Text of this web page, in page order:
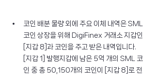
코인 배분 물량 외에 주요 이체 내역은 SML
코인 상장을 위해 DigiFinex 거래소 지갑인
[지갑 8]과 코인을 주고 받은 내역입니다.
[지갑 1] 발행지갑에 남은 5억 개의 SML 코
인 중 총 50,150개의 코인이 [지갑 8]로 전